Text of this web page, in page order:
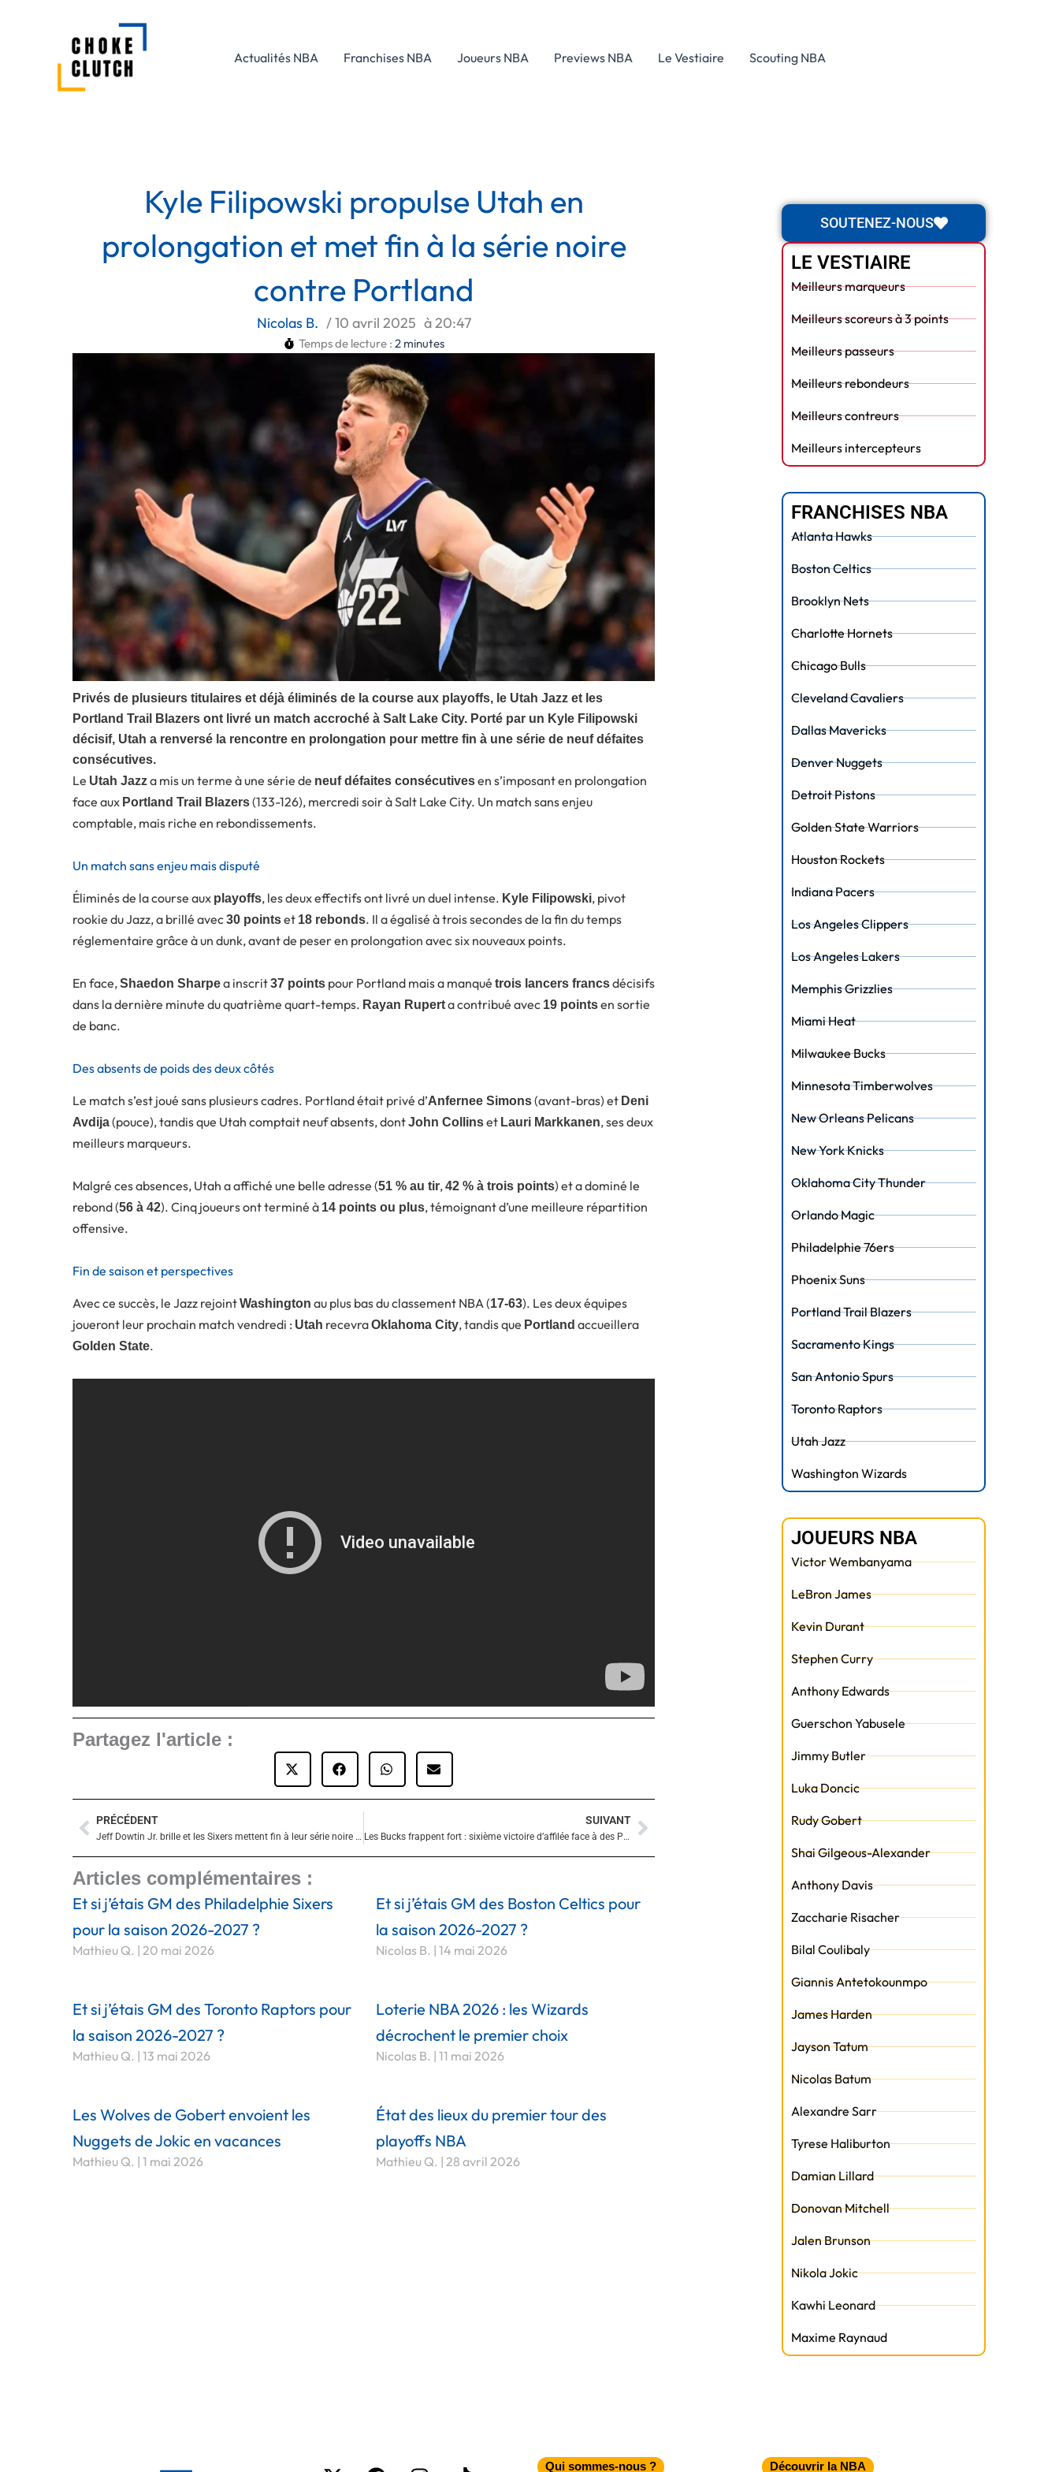
Actualités NBA Franchises NBA Joueurs NBA Previews NBA Le Vestiaire Scouting NBA
Kyle Filipowski propulse Utah en
prolongation et met fin à la série noire
contre Portland
Nicolas B. /10 avril 2025 à20:47
Temps de lecture : 2minutes
Privés de plusieurs titulaires et déjà éliminés de la course aux playoffs, le Utah Jazz et les
Portland Trail Blazers ont livré un match accroché à Salt Lake City. Porté par un Kyle Filipowski
décisif, Utah a renversé la rencontre en prolongation pour mettre fin à une série de neuf défaites
consécutives.
Le Utah Jazza mis un terme à une série de neuf défaites consécutivesen s’imposant en prolongation
face aux Portland Trail Blazers(133-126), mercredi soir à Salt Lake City. Un match sans enjeu
comptable, mais riche en rebondissements.
Un match sans enjeu mais disputé
Éliminés de la course aux playoffs, les deux effectifs ont livré un duel intense. Kyle Filipowski, pivot
rookie du Jazz, a brillé avec30 pointset 18 rebonds. Il a égalisé à trois secondes de la fin du temps
réglementaire grâce à un dunk, avant de peser en prolongation avec six nouveaux points.
En face,Shaedon Sharpea inscrit37 points pour Portland mais a manqué trois lancers francsdécisifs
dans la dernière minute du quatrième quart-temps. Rayan Ruperta contribué avec 19 pointsen sortie
de banc.
Des absents de poids des deux côtés
Le match s’est joué sans plusieurs cadres. Portland était privé d’Anfernee Simons(avant-bras) et Deni
Avdija(pouce), tandis que Utah comptait neuf absents, dontJohn Collinset Lauri Markkanen, ses deux
meilleurs marqueurs.
Malgré ces absences, Utah a affiché une belle adresse (51 % au tir,42 % à trois points) et a dominé le
rebond (56 à 42). Cinq joueurs ont terminé à 14 points ou plus, témoignant d’une meilleure répartition
offensive.
Fin de saison et perspectives
Avec ce succès, le Jazz rejointWashington au plus bas du classement NBA (17-63). Les deux équipes
joueront leur prochain match vendredi : Utah recevraOklahoma City, tandis que Portland accueillera
Golden State.
Partagez l'article :
Précédent
PRÉCÉDENT
Jeff Dowtin Jr. brille et les Sixers mettent fin à leur série noire à Washington
SUIVANT
Les Bucks frappent fort : sixième victoire d’affilée face à des Pelicans décimés Suivant
Articles complémentaires :
Et si j’étais GM des Philadelphie Sixers
pour la saison 2026-2027 ?
Mathieu Q. 20 mai 2026
Et si j’étais GM des Boston Celtics pour
la saison 2026-2027 ?
Nicolas B. 14 mai 2026
Et si j’étais GM des Toronto Raptors pour
la saison 2026-2027 ?
Mathieu Q. 13 mai 2026
Loterie NBA 2026 : les Wizards
décrochent le premier choix
Nicolas B. 11 mai 2026
Les Wolves de Gobert envoient les
Nuggets de Jokic en vacances
Mathieu Q. 1 mai 2026
État des lieux du premier tour des
playoffs NBA
Mathieu Q. 28 avril 2026
SOUTENEZ-NOUS
LE VESTIAIRE
Meilleurs marqueurs
Meilleurs scoreurs à 3 points
Meilleurs passeurs
Meilleurs rebondeurs
Meilleurs contreurs
Meilleurs intercepteurs
FRANCHISES NBA
Atlanta Hawks
Boston Celtics
Brooklyn Nets
Charlotte Hornets
Chicago Bulls
Cleveland Cavaliers
Dallas Mavericks
Denver Nuggets
Detroit Pistons
Golden State Warriors
Houston Rockets
Indiana Pacers
Los Angeles Clippers
Los Angeles Lakers
Memphis Grizzlies
Miami Heat
Milwaukee Bucks
Minnesota Timberwolves
New Orleans Pelicans
New York Knicks
Oklahoma City Thunder
Orlando Magic
Philadelphie 76ers
Phoenix Suns
Portland Trail Blazers
Sacramento Kings
San Antonio Spurs
Toronto Raptors
Utah Jazz
Washington Wizards
JOUEURS NBA
Victor Wembanyama
LeBron James
Kevin Durant
Stephen Curry
Anthony Edwards
Guerschon Yabusele
Jimmy Butler
Luka Doncic
Rudy Gobert
Shai Gilgeous-Alexander
Anthony Davis
Zaccharie Risacher
Bilal Coulibaly
Giannis Antetokounmpo
James Harden
Jayson Tatum
Nicolas Batum
Alexandre Sarr
Tyrese Haliburton
Damian Lillard
Donovan Mitchell
Jalen Brunson
Nikola Jokic
Kawhi Leonard
Maxime Raynaud
X- FacebookInstagram
Tiktok Qui sommes-nous ? Découvrir la NBA